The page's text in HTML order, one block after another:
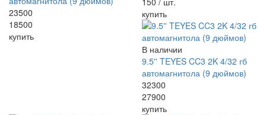
23500
18500
купить
купить
В наличии
9.5'' TEYES CC3 2K 4/32 гб
автомагнитола (9 дюймов)
32300
27900
купить